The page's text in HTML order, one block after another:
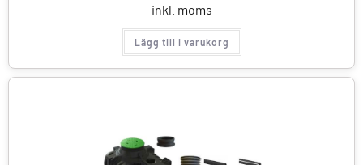
inkl. moms
Lägg till i varukorg